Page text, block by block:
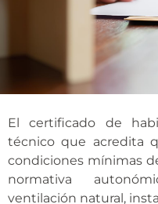
El certificado de
técnico que acredita
condiciones mínimas
normativa
ventilación natural,